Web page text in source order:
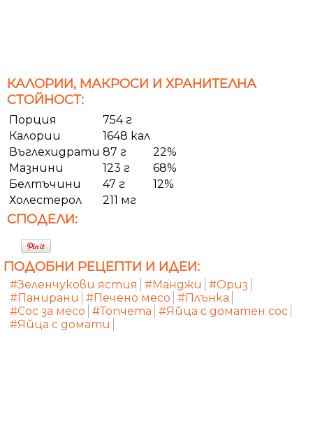
КАЛОРИИ, МАКРОСИ И ХРАНИТЕЛНА
СТОЙНОСТ:
Порция
754 г
Калории
1648 кал
Въглехидрати 87 г
22%
Мазнини
123 г
68%
Белтъчини
47 г
12%
Холестерол
211 мг
СПОДЕЛИ:
ПОДОБНИ РЕЦЕПТИ И ИДЕИ:
#Зеленчукови ястия #Манджи
#Ориз
#Панирани
#Печено месо #Плънка
#Сос за месо #Топчета #Яйца с доматен сос
#Яйца с домати